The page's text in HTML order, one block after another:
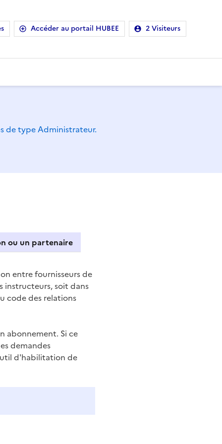
Accéder au portail HUBEE 2 Visiteurs
de type Administrateur.
ou un partenaire
entre fournisseurs de
instructeurs, soit dans
code des relations
abonnement. Si ce
demandes
d'habilitation de